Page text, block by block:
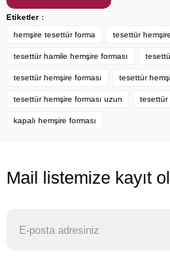
Etiketler :
hemşire tesettür forma
tesettür
tesettür hamile hemşire forması
tesettür hemşire forması tesettür
tesettür hemşire forması uzun tesettür
kapalı hemşire forması
Mail listemize kayıt